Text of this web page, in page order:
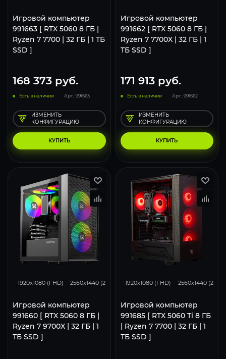
Игровой компьютер
991663 [ RTX 5060 8 ГБ |
Ryzen 7 7700 | 32 ГБ | 1 ТБ
SSD ]
168 373 руб.
Есть в наличии Арт.: 991663
КУПИТЬ
ИЗМЕНИТЬ
КОНФИГУРАЦИЮ
Игровой компьютер
991662 [ RTX 5060 8 ГБ |
Ryzen 7 7700X | 32 ГБ | 1
ТБ SSD ]
171 913руб.
Есть в наличии Арт.: 991662
КУПИТЬ
ИЗМЕНИТЬ
КОНФИГУРАЦИЮ
1920x1080 (FHD) 2560x1440 (2K) 3840x2160 (4K)
Игровой компьютер
991660 [ RTX 5060 8 ГБ |
Ryzen 7 9700X | 32 ГБ | 1
ТБ SSD ]
1920x1080 (FHD) 2560x1440 (2K)
Игровой компьютер
991685 [ RTX 5060 Ti 8 ГБ
| Ryzen 7 7700 | 32 ГБ | 1
ТБ SSD ]